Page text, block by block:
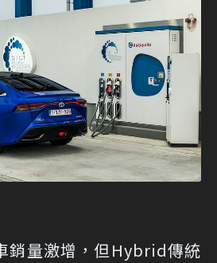
銷量激增，但Hybrid傳統